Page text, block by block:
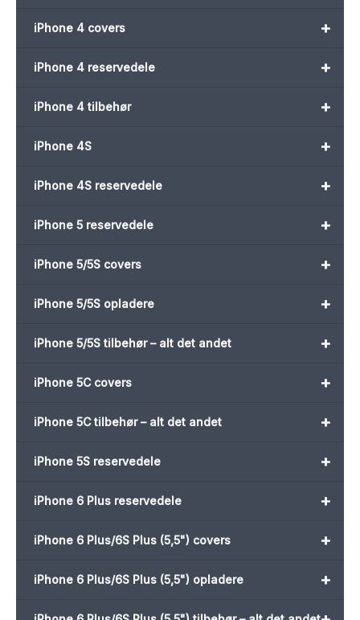
+
iPhone 4 covers
+
iPhone 4 reservedele
+
iPhone 4 tilbehør
+
iPhone 4S
+
iPhone 4S reservedele
+
iPhone 5 reservedele
+
iPhone 5/5S covers
+
iPhone 5/5S opladere
+
iPhone 5/5S tilbehør – alt det andet
+
iPhone 5C covers
+
iPhone 5C tilbehør – alt det andet
+
iPhone 5S reservedele
+
iPhone 6 Plus reservedele
+
iPhone 6 Plus/6S Plus (5,5") covers
+
iPhone 6 Plus/6S Plus (5,5") opladere